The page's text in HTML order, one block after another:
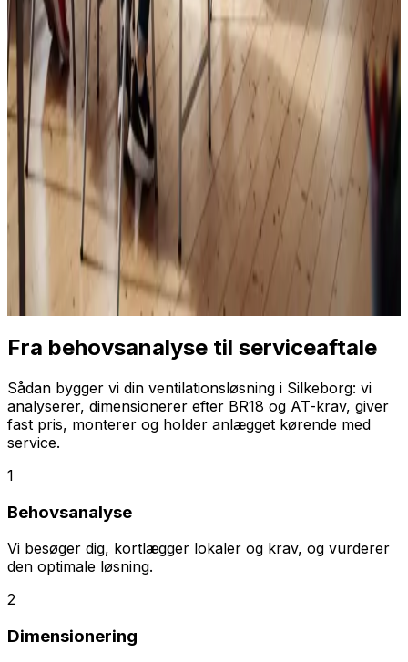
Fra behovsanalyse til serviceaftale
Sådan bygger vi din ventilationsløsning i Silkeborg: vi
analyserer, dimensionerer efter BR18 og AT-krav, giver
fast pris, monterer og holder anlægget kørende med
service.
1
Behovsanalyse
Vi besøger dig, kortlægger lokaler og krav, og vurderer
den optimale løsning.
2
Dimensionering